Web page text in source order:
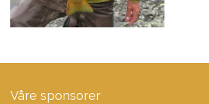
Våre sponsorer